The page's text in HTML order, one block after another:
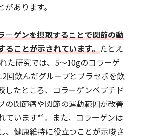
あります。
ーゲンを摂取することで関節の動
ることが示されています。たとえ
た研究では、5～10gのコラーゲ
回飲んだグループとプラセボを飲
したところ、コラーゲンペプチド
の関節痛や関節の運動範囲が改善
ています*⁴。また、コラーゲンは
、健康維持に役立つことが示唆さ